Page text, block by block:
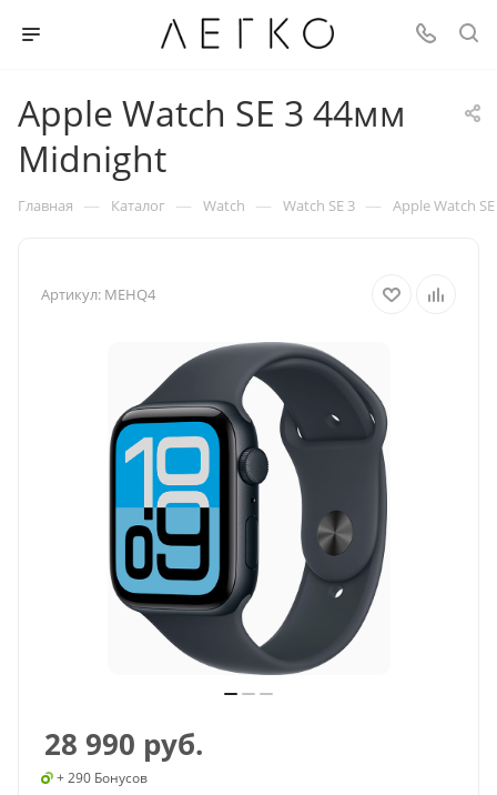
Apple Watch SE 3 44мм
Midnight
Главная — Каталог — Watch — Watch SE 3 — Apple Watch
Артикул: MEHQ4
28 990 руб.
+ 290 Бонусов